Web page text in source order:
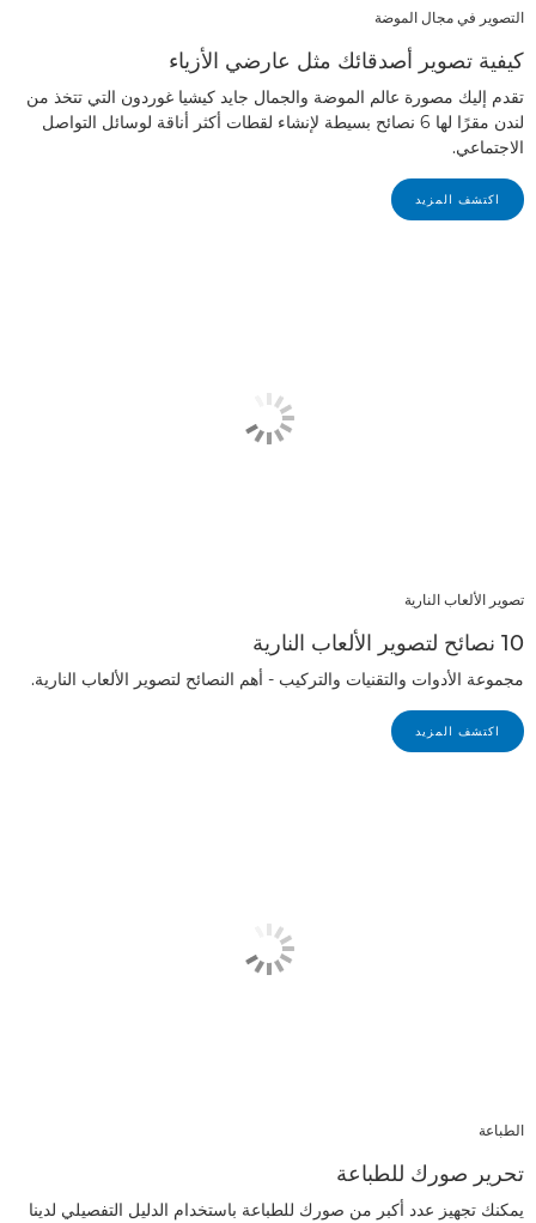
التصوير في مجال الموضة
كيفية تصوير أصدقائك مثل عارضي الأزياء
تقدم إليك مصورة عالم الموضة والجمال جايد كيشيا غوردون التي تتخذ من
لندن مقرًا لها 6 نصائح بسيطة لإنشاء لقطات أكثر أناقة لوسائل التواصل
الاجتماعي.
اكتشف المزيد
تصوير الألعاب النارية
10 نصائح لتصوير الألعاب النارية
مجموعة الأدوات والتقنيات والتركيب - أهم النصائح لتصوير الألعاب النارية.
اكتشف المزيد
الطباعة
تحرير صورك للطباعة
يمكنك تجهيز عدد أكبر من صورك للطباعة باستخدام الدليل التفصيلي لدينا